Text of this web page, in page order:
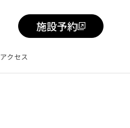
施設予約
アクセス